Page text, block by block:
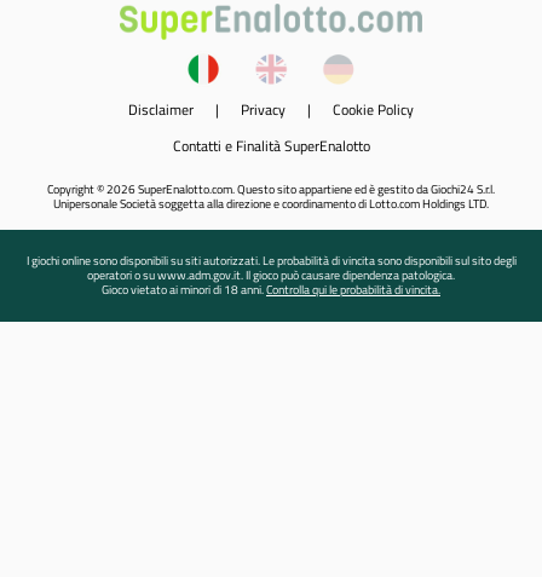
Disclaimer | Privacy | Cookie Policy
Contatti e Finalità SuperEnalotto
Copyright © 2026 SuperEnalotto.com. Questo sito appartiene ed è gestito da Giochi24 S.r.l.
Unipersonale Società soggetta alla direzione e coordinamento di Lotto.com Holdings LTD.
I giochi online sono disponibili su siti autorizzati. Le probabilità di vincita sono disponibili sul sito degli
operatori o su www.adm.gov.it. Il gioco può causare dipendenza patologica.
Gioco vietato ai minori di 18 anni.Controlla qui le probabilità di vincita.